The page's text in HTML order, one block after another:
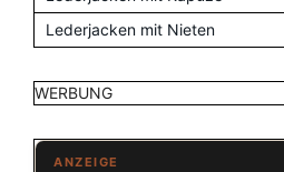
Lederjacken mit Nieten
WERBUNG
ANZEIGE